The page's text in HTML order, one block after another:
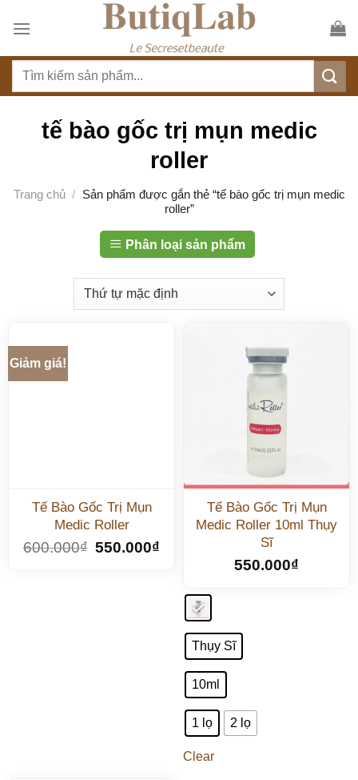
tế bào gốc trị mụn medic
roller
Trang chủ / Sản phẩm được gắn thẻ “tế bào gốc trị mụn medic
roller”
Phân loại sản phẩm
Giảm giá!
Tế Bào Gốc Trị Mụn
Medic Roller
600.000₫ 550.000₫
Tế Bào Gốc Trị Mụn
Medic Roller 10ml Thụy
Sĩ
550.000₫
Thụy Sĩ
10ml
1 lọ 2 lọ
Clear